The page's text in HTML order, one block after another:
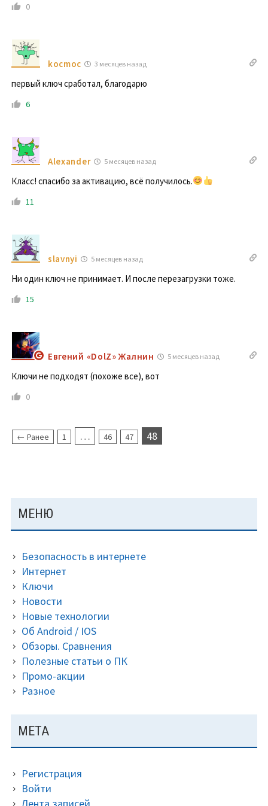
0
kocmoc 3 месяцев назад
первый ключ сработал, благодарю
6
Alexander 5 месяцев назад
Класс! спасибо за активацию, всё получилось.
11
slavnyi 5 месяцев назад
Ни один ключ не принимает. И после перезагрузки тоже.
15
Евгений «DolZ» Жалнин 5 месяцев назад
Ключи не подходят (похоже все), вот
0
← Ранее 1 … 46 47 48
ОСНОВНАЯ
ПАНЕЛЬ
МЕНЮ
Безопасность в интернете
Интернет
Ключи
Новости
Новые технологии
Об Android / IOS
Обзоры. Сравнения
Полезные статьи о ПК
Промо-акции
Разное
МЕТА
Регистрация
Войти